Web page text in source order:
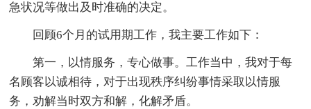
急状况等做出及时准确的决定。
回顾6个月的试用期工作，我主要工作如下：
第一，以情服务，专心做事。工作当中，我对于每
名顾客以诚相待，对于出现秩序纠纷事情采取以情服
务，劝解当时双方和解，化解矛盾。